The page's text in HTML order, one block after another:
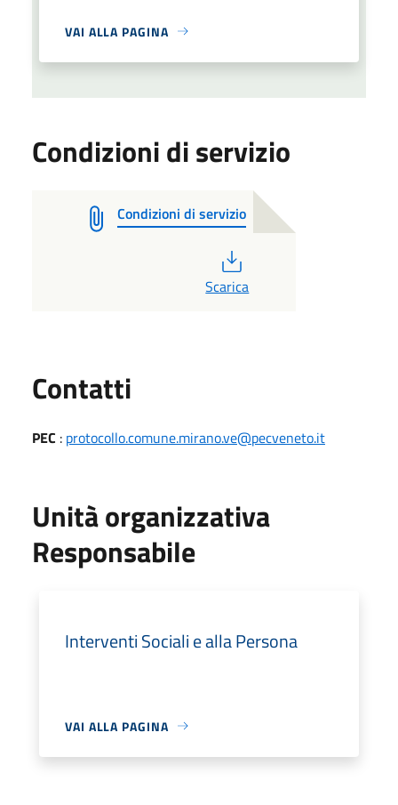
VAI ALLA PAGINA
Condizioni di servizio
Condizioni di servizio
Scarica
Contatti
PEC : protocollo.comune.mirano.ve@pecveneto.it
Unità organizzativa
Responsabile
Interventi Sociali e alla Persona
VAI ALLA PAGINA